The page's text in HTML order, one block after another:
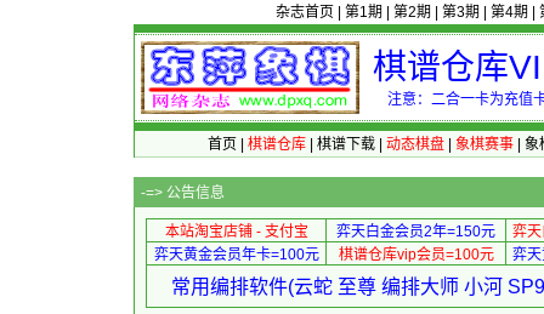
杂志首页 第1期 第2期 第3期 第4期
棋谱仓库
注意：二合一卡为充值
首页 棋谱仓库| 棋谱下载| 动态棋盘| 象棋赛事| 象
-=> 公告信息
本站淘宝店铺 - 支付宝 弈天白金会员2年=150元
弈
弈天黄金会员年卡=100元
棋谱仓库vip会员=100元 弈
常用编排软件(云蛇 至尊 编排大师 小河